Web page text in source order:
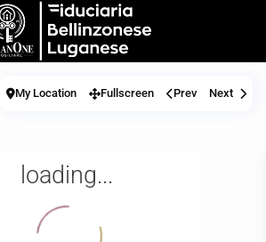
loading...
My Location Fullscreen Prev Next